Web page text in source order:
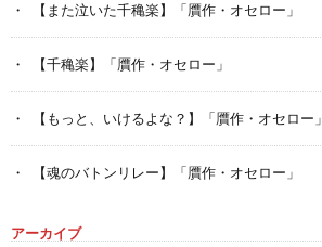
【また泣いた千穐楽】「贋作・オセロー」
【千穐楽】「贋作・オセロー」
【もっと、いけるよな？】「贋作・オセロー」
【魂のバトンリレー】「贋作・オセロー」
アーカイブ